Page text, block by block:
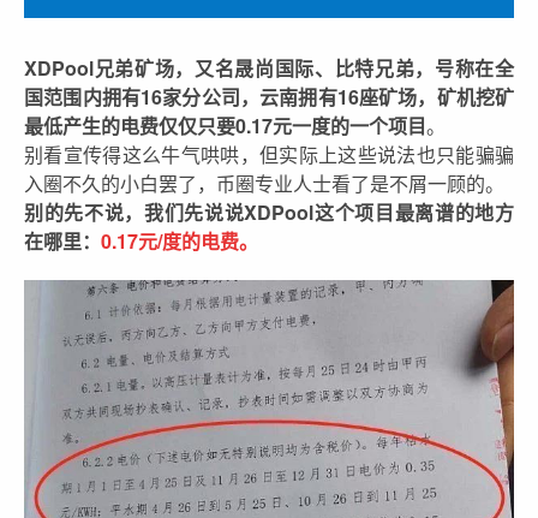
XDPool兄弟矿场，又名晟尚国际、比特兄弟，号称在全
国范围内拥有16家分公司，云南拥有16座矿场，矿机挖矿
最低产生的电费仅仅只要0.17元一度的一个项目。
别看宣传得这么牛气哄哄，但实际上这些说法也只能骗骗
入圈不久的小白罢了，币圈专业人士看了是不屑一顾的。
别的先不说，我们先说说XDPool这个项目最离谱的地方
在哪里： 0.17元/度的电费。